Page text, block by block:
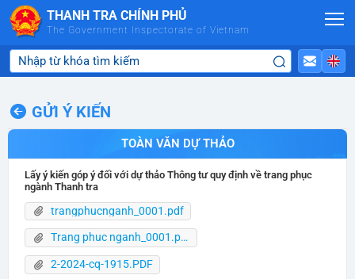
Skip to Main Content
THANH TRA CHÍNH PHỦ
The Government Inspectorate of Vietnam
GỬI Ý KIẾN
TOÀN VĂN DỰ THẢO
Lấy ý kiến góp ý đối với dự thảo Thông tư quy định về trang phục
ngành Thanh tra
trangphucnganh_0001.pdf
Trang phuc nganh_0001.pdf
2-2024-cq-1915.PDF